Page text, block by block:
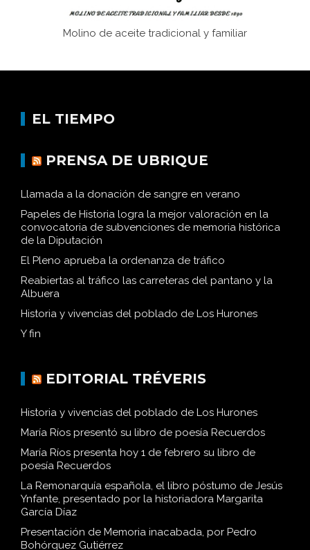
Molino de aceite tradicional y familiar
EL TIEMPO
PRENSA DE UBRIQUE
Llamada a la donación de sangre en verano
Papeles de Historia logra la mejor valoración en la
convocatoria de subvenciones de memoria histórica
de la Diputación
El Pleno aprueba la ordenanza de tráfico
Reabiertas al tráfico las carreteras del pantano y la
Albuera
Historia y vivencias del poblado de Los Hurones
Y fin
EDITORIAL TRÉVERIS
Historia y vivencias del poblado de Los Hurones
María Ríos presentó su libro de poesía Recuerdos
María Ríos presenta hoy 1 de febrero su libro de
poesía Recuerdos
La Remonarquía española, el libro póstumo de Jesús
Ynfante, presentado por la historiadora Margarita
García Díaz
Presentación de Memoria inacabada, por Pedro
Bohórquez Gutiérrez